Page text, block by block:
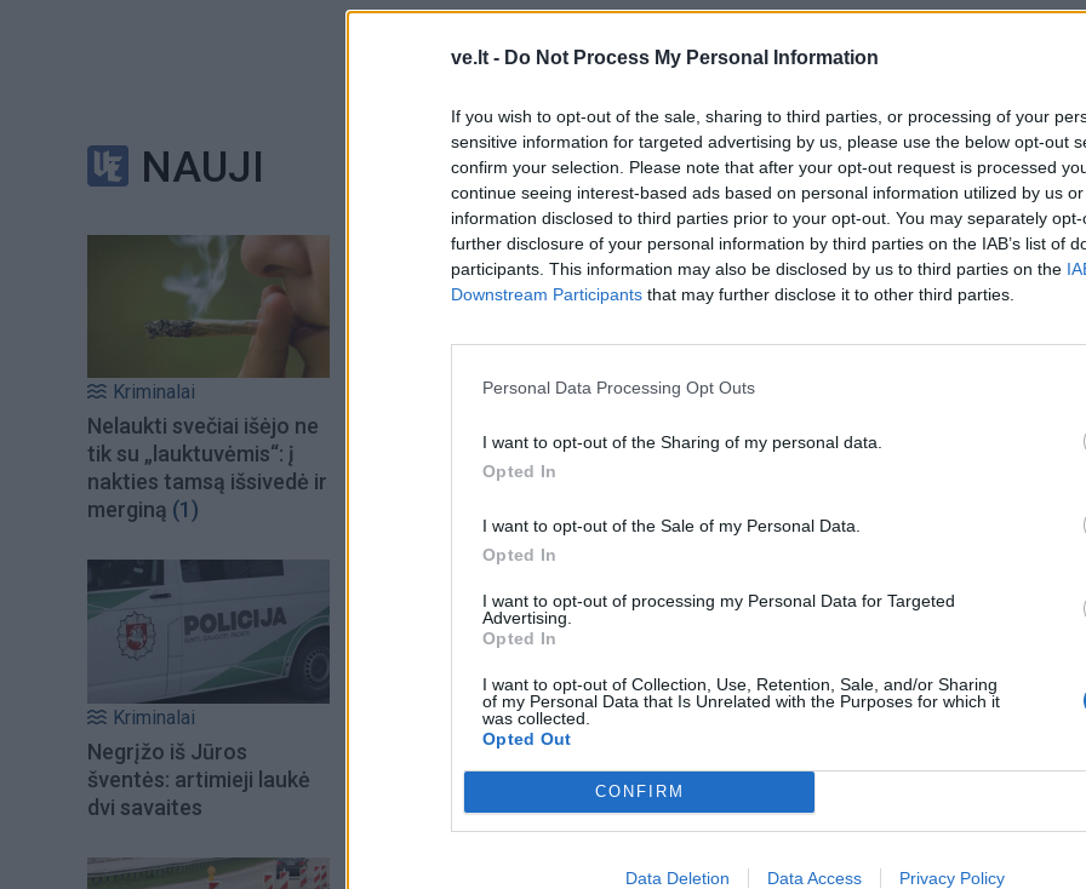
ve.lt - Do Not Process My Personal Information
If you wish to opt-out of the sale, sharing to third parties, or processing of your
sensitive information for targeted advertising by us, please use the below opt-out
confirm your selection. Please note that after your opt-out request is processed
continue seeing interest-based ads based on personal information utilized by us
information disclosed to third parties prior to your opt-out. You may separately
further disclosure of your personal information by third parties on the IAB’s list of
participants. This information may also be disclosed by us to third parties on the
Downstream Participants that may further disclose it to other third parties.
Personal Data Processing Opt Outs
I want to opt-out of the Sharing of my personal data.
Opted In
I want to opt-out of the Sale of my Personal Data.
Opted In
I want to opt-out of processing my Personal Data for Targeted
Advertising.
Opted In
I want to opt-out of Collection, Use, Retention, Sale, and/or Sharing
of my Personal Data that Is Unrelated with the Purposes for which it
was collected.
Opted Out
CONFIRM
Data Deletion Data Access Privacy Policy
NAUJI
Kriminalai
Nelaukti svečiai išėjo ne
tik su „lauktuvėmis“: į
nakties tamsą išsivedė ir
merginą (1)
Kriminalai
Negrįžo iš Jūros
šventės: artimieji laukė
dvi savaites
Statybos darbus atliekančios bendrovės "Uosto verslo centras" vadovas
žiniomis, turėtų pradėti veikti spalį.
"Nurodyta statybų pabaiga - rugpjūčio pirma, tada planuojame baigti
Šiuo metu skaitomiausi
teatro istorijoje“